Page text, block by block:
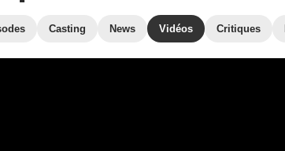
Casting News Vidéos Critiques